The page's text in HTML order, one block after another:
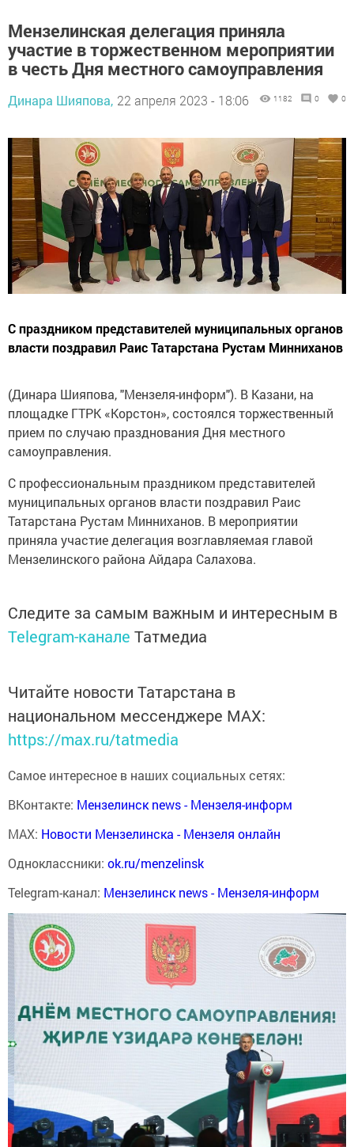
Мензелинская делегация приняла
участие в торжественном мероприятии
в честь Дня местного самоуправления
Динара Шияпова, 22 апреля 2023 - 18:06 1182 0 0
С праздником представителей муниципальных органов
власти поздравил Раис Татарстана Рустам Минниханов
(Динара Шияпова, "Мензеля-информ"). В Казани, на
площадке ГТРК «Корстон», состоялся торжественный
прием по случаю празднования Дня местного
самоуправления.
С профессиональным праздником представителей
муниципальных органов власти поздравил Раис
Татарстана Рустам Минниханов. В мероприятии
приняла участие делегация возглавляемая главой
Мензелинского района Айдара Салахова.
Следите за самым важным и интересным в
Telegram-канале Татмедиа
Читайте новости Татарстана в
национальном мессенджере MАХ:
https://max.ru/tatmedia
Самое интересное в наших социальных сетях:
ВКонтакте: Мензелинск news - Мензеля-информ
MAX: Новости Мензелинска - Мензеля онлайн
Одноклассники: ok.ru/menzelinsk
Telegram-канал: Мензелинск news - Мензеля-информ